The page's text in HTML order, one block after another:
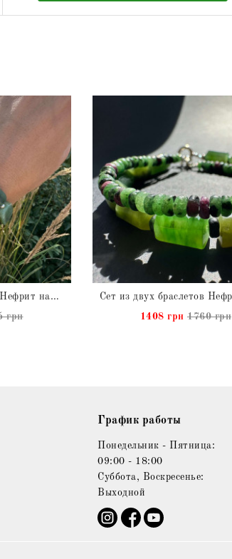
Сет из двух браслетов Нефрит натуральный
грн
1408 грн 1760 грн
График работы
Понедельник - Пятница:
09:00 - 18:00
Суббота, Воскресенье:
Выходной